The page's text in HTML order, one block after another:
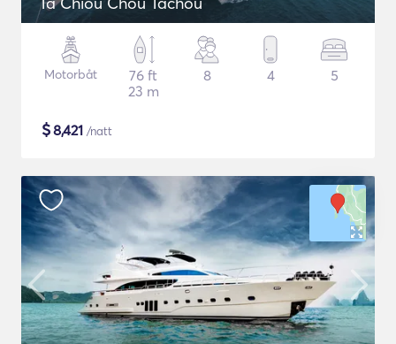
Motorbåt
76 ft
23 m
8 4 5
$8,421 /natt